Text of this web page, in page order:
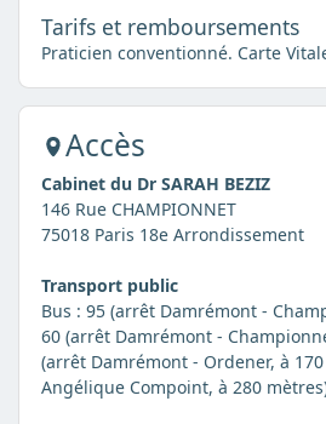
Tarifs et remboursements
Praticien conventionné. Carte
Accès
Cabinet du Dr SARAH BEZIZ
146 Rue CHAMPIONNET
75018 Paris 18e Arrondissement
Transport public
Bus : 95 (arrêt Damrémont -
60 (arrêt Damrémont -
(arrêt Damrémont - Ordener, à
Angélique Compoint, à 280